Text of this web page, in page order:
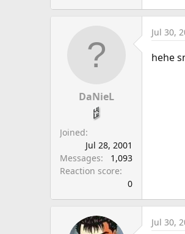
DaNieL
Joined
Jul 28, 2001
Messages
1,093
Reaction score
0
Jul 30,
hehe
Jul 30,